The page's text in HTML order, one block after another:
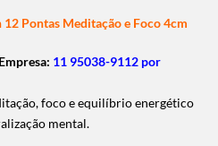
Pontas Meditação e Foco 4cm
11 95038-9112 por
foco e equilíbrio energético
mental.